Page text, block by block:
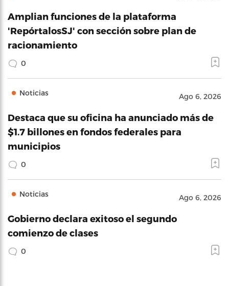
Amplian funciones de la plataforma
'RepórtalosSJ' con sección sobre plan de
racionamiento
0
Noticias Ago 6, 2026
Destaca que su oficina ha anunciado más de
$1.7 billones en fondos federales para
municipios
0
Noticias Ago 6, 2026
Gobierno declara exitoso el segundo
comienzo de clases
0